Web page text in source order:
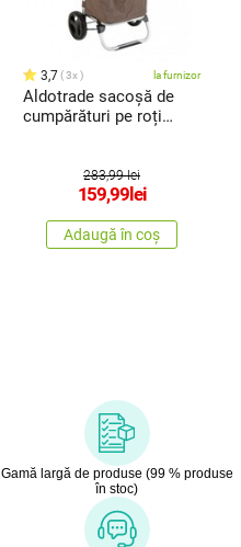
3,7 3x la furnizor
Aldotrade sacoșă de
cumpărături pe roți
283,99 lei
159,99 lei
Adaugă în coș
Gamă largă de produse (99 % produse
în stoc)